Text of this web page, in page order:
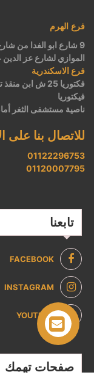
فرع الهرم
9 شارع ابو الفدا من
الموازي لشارع عز
فرع الاسكندرية
فكتوريا 25 ش
فيكتوريا
ناصية مستشفى الثغر
للاتصال بنا على
01122296753
01120007795
تابعنا
FACEBOOK
INSTAGRAM
YOUTUBE
صفحات تهمك